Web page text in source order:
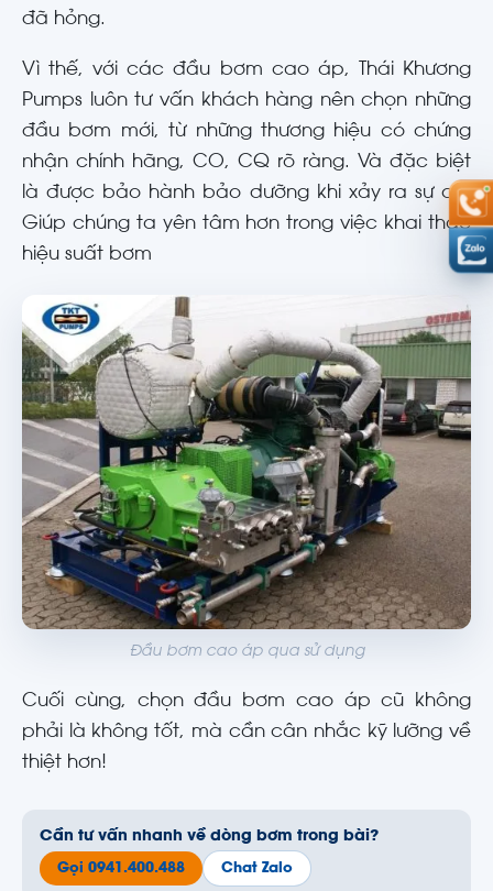
đã hỏng.
Vì thế, với các đầu bơm cao áp, Thái Khương
Pumps luôn tư vấn khách hàng nên chọn những
đầu bơm mới, từ những thương hiệu có chứng
nhận chính hãng, CO, CQ rõ ràng. Và đặc biệt
là được bảo hành bảo dưỡng khi xảy ra sự cố.
Giúp chúng ta yên tâm hơn trong việc khai thác
hiệu suất bơm
Đầu bơm cao áp qua sử dụng
Cuối cùng, chọn đầu bơm cao áp cũ không
phải là không tốt, mà cần cân nhắc kỹ lưỡng về
thiệt hơn!
Cần tư vấn nhanh về dòng bơm trong bài?
Gọi 0941.400.488 Chat Zalo